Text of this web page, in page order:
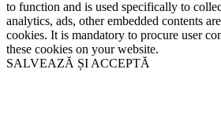
to function and is used specifically to
analytics, ads, other embedded contents
cookies. It is mandatory to procure user
these cookies on your website.
SALVEAZĂ ȘI ACCEPTĂ